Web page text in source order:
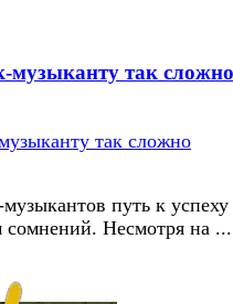
так сложно
путь к успеху
Несмотря на ...